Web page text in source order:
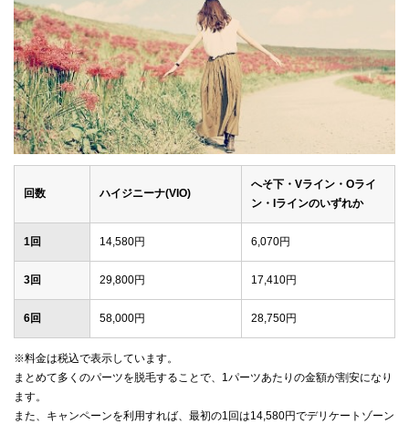
回数 ハイジニーナ(VIO)
へそ下・Vライン・Oライ
ン・Iラインのいずれか
1回 14,580円 6,070円
3回 29,800円 17,410円
6回 58,000円 28,750円
※料金は税込で表示しています。
まとめて多くのパーツを脱毛することで、1パーツあたりの金額が割安になり
ます。
また、キャンペーンを利用すれば、最初の1回は14,580円でデリケートゾーン